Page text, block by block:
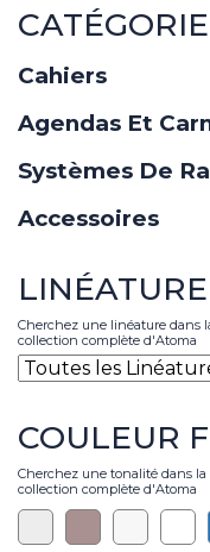
CATÉGORIE
Cahiers
Agendas Et
Systèmes De
Accessoires
LINÉATURE
Cherchez une linéature dans
collection complète d'Atoma
COULEUR
Cherchez une tonalité dans la
collection complète d'Atoma